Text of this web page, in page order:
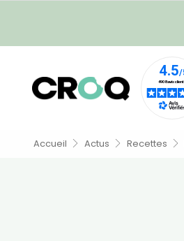
Accueil Actus Recettes